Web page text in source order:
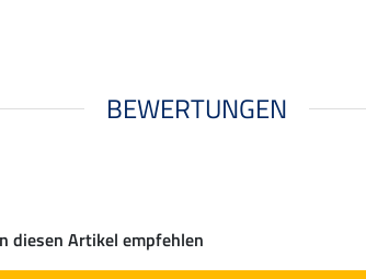
BEWERTUNGEN
diesen Artikel empfehlen